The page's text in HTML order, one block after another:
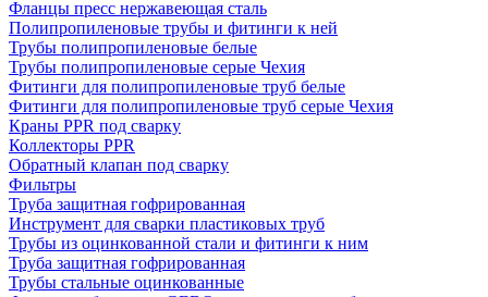
Фланцы пресс нержавеющая сталь
Полипропиленовые трубы и фитинги к ней
Трубы полипропиленовые белые
Трубы полипропиленовые серые Чехия
Фитинги для полипропиленовые труб белые
Фитинги для полипропиленовые труб серые Чехия
Краны PPR под сварку
Коллекторы PPR
Обратный клапан под сварку
Фильтры
Труба защитная гофрированная
Инструмент для сварки пластиковых труб
Трубы из оцинкованной стали и фитинги к ним
Труба защитная гофрированная
Трубы стальные оцинкованные